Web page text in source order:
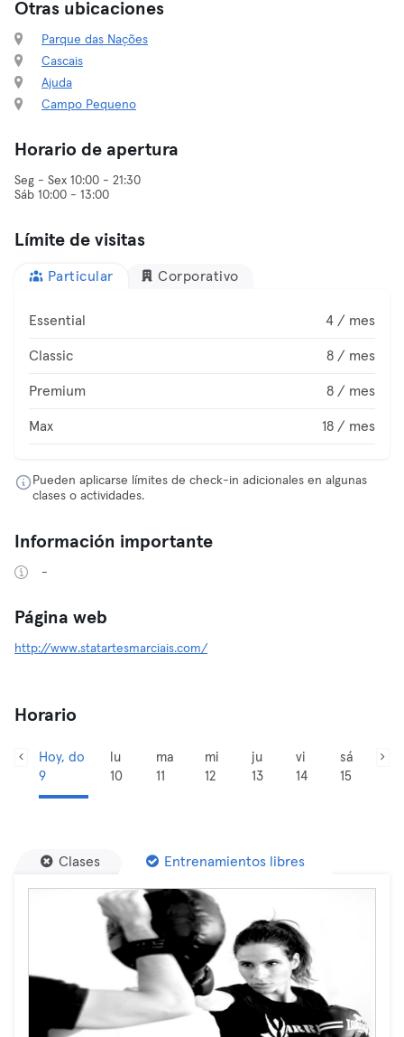
Otras ubicaciones
Parque das Nações
Cascais
Ajuda
Campo Pequeno
Horario de apertura
Seg - Sex 10:00 - 21:30
Sáb 10:00 - 13:00
Límite de visitas
Particular Corporativo
Essential 4 / mes
Classic 8 / mes
Premium 8 / mes
Max 18 / mes
Pueden aplicarse límites de check-in adicionales en algunas
clases o actividades.
Información importante
-
Página web
http://www.statartesmarciais.com/
Horario
Hoy, do
9
lu
10
ma
11
mi
12
ju
13
vi
14
sá
15
Clases Entrenamientos libres